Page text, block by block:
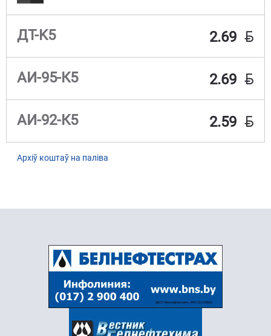
ДТ-K5 2.69 BYN
АИ-95-К5 2.69 BYN
АИ-92-К5 2.59 BYN
Архіў коштаў на паліва